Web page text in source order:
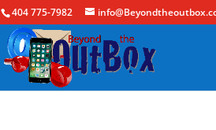
404 775-7982